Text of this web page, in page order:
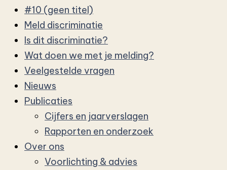
#10 (geen titel)
Meld discriminatie
Is dit discriminatie?
Wat doen we met je melding?
Veelgestelde vragen
Nieuws
Publicaties
Cijfers en jaarverslagen
Rapporten en onderzoek
Over ons
Voorlichting & advies